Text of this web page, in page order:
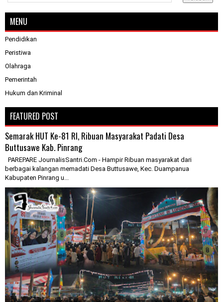
MENU
Pendidikan
Peristiwa
Olahraga
Pemerintah
Hukum dan Kriminal
FEATURED POST
Semarak HUT Ke-81 RI, Ribuan Masyarakat Padati Desa
Buttusawe Kab. Pinrang
PAREPARE JournalisSantri.Com - Hampir Ribuan masyarakat dari
berbagai kalangan memadati Desa Buttusawe, Kec. Duampanua
Kabupaten Pinrang u...